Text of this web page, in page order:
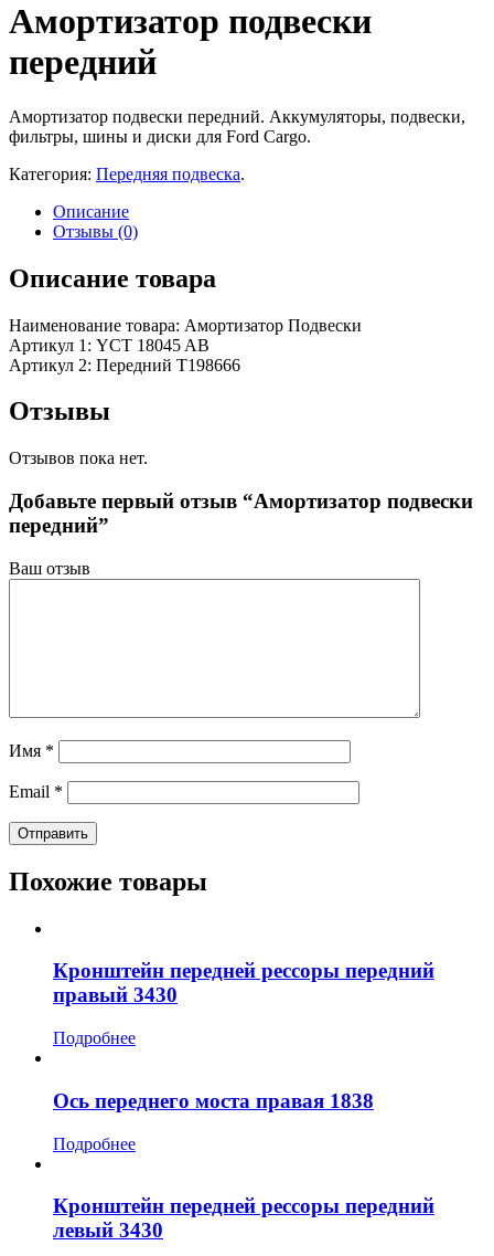
Амортизатор подвески
передний
Амортизатор подвески передний. Аккумуляторы, подвески,
фильтры, шины и диски для Ford Cargo.
Категория: Передняя подвеска.
Описание
Отзывы (0)
Описание товара
Наименование товара: Амортизатор Подвески
Артикул 1: YCT 18045 AB
Артикул 2: Передний T198666
Отзывы
Отзывов пока нет.
Добавьте первый отзыв “Амортизатор подвески
передний”
Ваш отзыв
Имя *
Email *
Похожие товары
Кронштейн передней рессоры передний
правый 3430
Подробнее
Ось переднего моста правая 1838
Подробнее
Кронштейн передней рессоры передний
левый 3430